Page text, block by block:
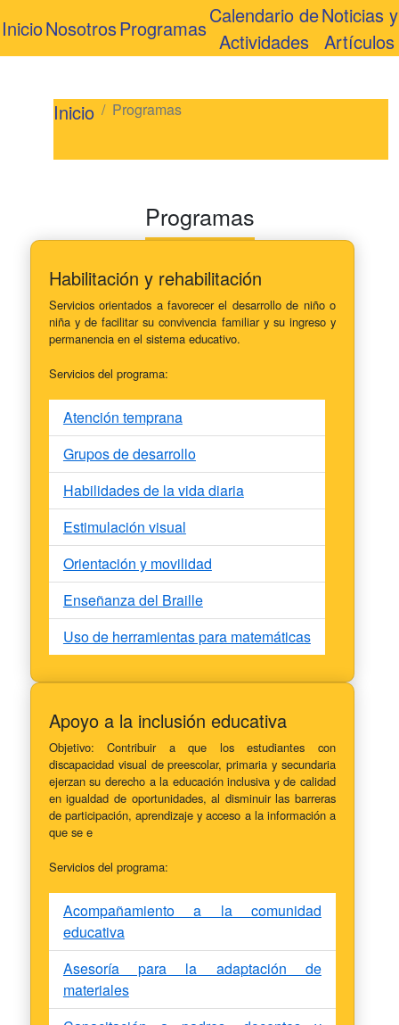
InicioNosotrosProgramas
Calendario de
Actividades
Noticias y
Artículos
Inicio Programas
Programas
Habilitación y rehabilitación
Servicios orientados a favorecer el desarrollo de niño o
niña y de facilitar su convivencia familiar y su ingreso y
permanencia en el sistema educativo.
Servicios del programa:
Atención temprana
Grupos de desarrollo
Habilidades de la vida diaria
Estimulación visual
Orientación y movilidad
Enseñanza del Braille
Uso de herramientas para matemáticas
Apoyo a la inclusión educativa
Objetivo: Contribuir a que los estudiantes con
discapacidad visual de preescolar, primaria y secundaria
ejerzan su derecho a la educación inclusiva y de calidad
en igualdad de oportunidades, al disminuir las barreras
de participación, aprendizaje y acceso a la información a
que se e
Servicios del programa:
Acompañamiento a la comunidad
educativa
Asesoría para la adaptación de
materiales